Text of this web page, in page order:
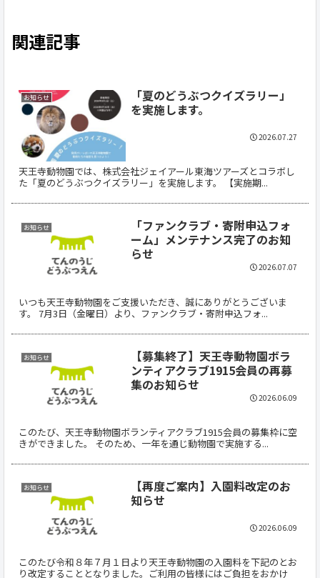
関連記事
お知らせ
「夏のどうぶつクイズラリー」
を実施します。
天王寺動物園では、株式会社ジェイアール東海ツアーズとコラボし
た「夏のどうぶつクイズラリー」を実施します。 【実施期...
2026.07.27
お知らせ
「ファンクラブ・寄附申込フォ
ーム」メンテナンス完了のお知
らせ
いつも天王寺動物園をご支援いただき、誠にありがとうございま
す。 7月3日（金曜日）より、ファンクラブ・寄附申込フォ...
2026.07.07
お知らせ
【募集終了】天王寺動物園ボラ
ンティアクラブ1915会員の再募
集のお知らせ
このたび、天王寺動物園ボランティアクラブ1915会員の募集枠に空
きができました。 そのため、一年を通じ動物園で実施する...
2026.06.09
お知らせ
【再度ご案内】入園料改定のお
知らせ
このたび令和８年７月１日より天王寺動物園の入園料を下記のとお
り改定することとなりました。ご利用の皆様にはご負担をおかけ
2026.06.09